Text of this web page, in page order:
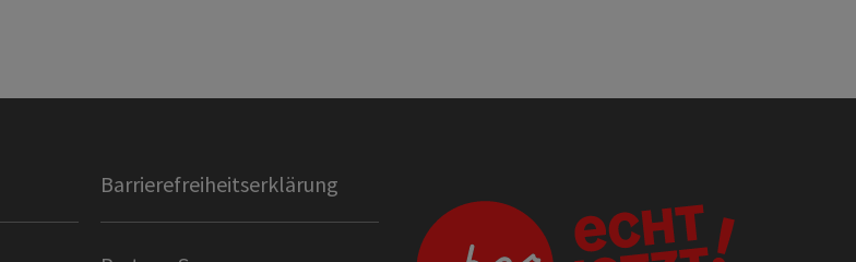
Barrierefreiheitserklärung